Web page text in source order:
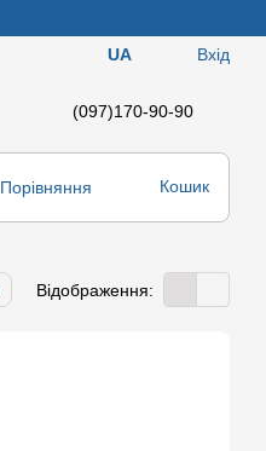
UA Вхід
(097)170-90-90
Порівняння Кошик
Відображення: